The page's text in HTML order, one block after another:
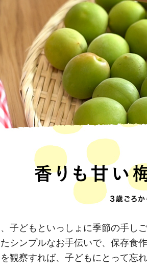
子どもといっしょに季節の手し
シンプルなお手伝いで、保存食
観察すれば、子どもにとって忘
きめき時間
野菜レシピ
1歳半からの幼児食
ット（2人分）
ット（3人分）
魚菜菜セット
い平日ごはん
飛田和緒さんレシピ
ひき肉
副菜
汁物
お弁当
おやつ・デザート